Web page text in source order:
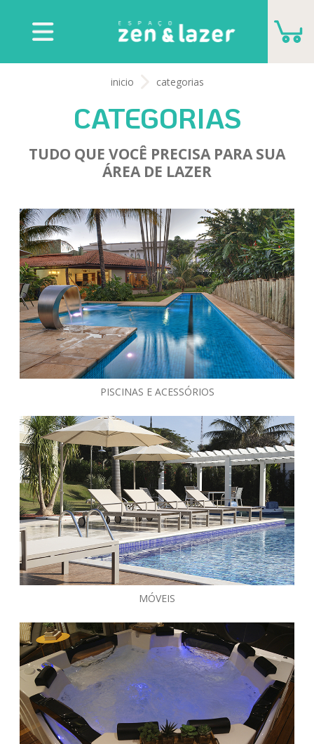
CARRINHO
ORÇAMENTO
FECHAR ORÇAMENTO
inicio categorias
CATEGORIAS
TUDO QUE VOCÊ PRECISA PARA SUA
ÁREA DE LAZER
PISCINAS E ACESSÓRIOS
MÓVEIS